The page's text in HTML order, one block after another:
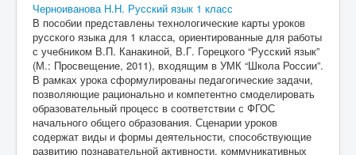
Черноиванова Н.Н. Русский язык 1 класс
В пособии представлены технологические карты уроков
русского языка для 1 класса, ориентированные для работы
с учебником В.П. Канакиной, В.Г. Горецкого “Русский язык”
(М.: Просвещение, 2011), входящим в УМК “Школа России”.
В рамках урока сформулированы педагогические задачи,
позволяющие рационально и компетентно смоделировать
образовательный процесс в соответствии с ФГОС
начального общего образования. Сценарии уроков
содержат виды и формы деятельности, способствующие
развитию познавательной активности, коммуникативных